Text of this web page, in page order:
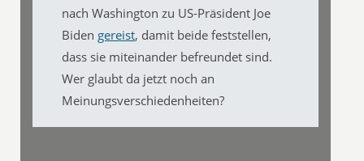
nach Washington zu US-Präsident Joe
Biden gereist, damit beide feststellen,
dass sie miteinander befreundet sind.
Wer glaubt da jetzt noch an
Meinungsverschiedenheiten?